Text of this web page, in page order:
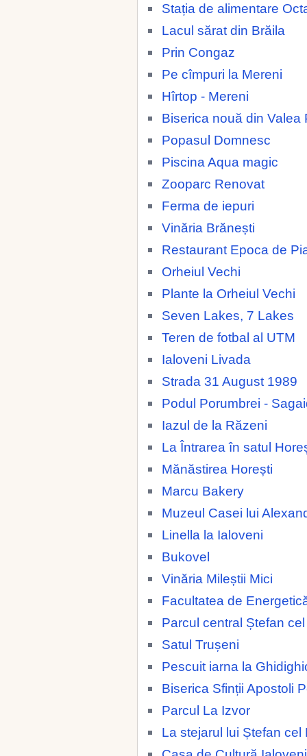
Stația de alimentare
Lacul sărat din Brăila
Prin Congaz
Pe cîmpuri la Mereni
Hîrtop - Mereni
Biserica nouă din Valea
Popasul Domnesc
Piscina Aqua magic
Zooparc Renovat
Ferma de iepuri
Vinăria Brănești
Restaurant Epoca de
Orheiul Vechi
Plante la Orheiul Vechi
Seven Lakes, 7 Lakes
Teren de fotbal al UTM
Ialoveni Livada
Strada 31 August 1989
Podul Porumbrei -
Iazul de la Răzeni
La Întrarea în satul
Mănăstirea Horești
Marcu Bakery
Muzeul Casei lui
Linella la Ialoveni
Bukovel
Vinăria Mileștii Mici
Facultatea de
Parcul central Ștefan
Satul Trușeni
Pescuit iarna la
Biserica Sfinții Apostoli
Parcul La Izvor
La stejarul lui Ștefan cel